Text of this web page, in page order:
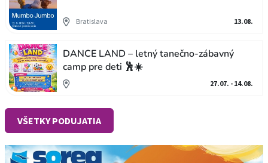
Bratislava 13.08.
DANCE LAND – letný tanečno-zábavný
camp pre deti 🕺☀️
27.07. - 14.08.
VŠETKY PODUJATIA